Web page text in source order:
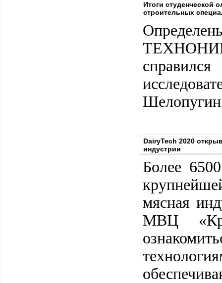
Итоги студенческой
строительных
DairyTech 2020
индустрии
Более
мясная
МВЦ